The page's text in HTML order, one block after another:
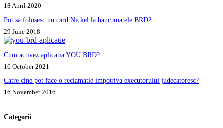
18 April 2020
Pot sa folosesc un card Nickel la bancomatele BRD?
29 June 2018
Cum activez aplicatia YOU BRD?
16 October 2021
Catre cine pot face o reclamatie impotriva executorului judecatoresc?
16 November 2016
Categorii